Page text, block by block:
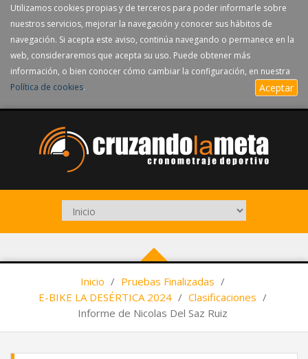
Utilizamos cookies propias y de terceros para poder informarle sobre
nuestros servicios, mejorar la navegación y conocer sus hábitos de
navegación. Si acepta este aviso, continúa navegando o permanece en la
web, consideraremos que acepta su uso. Puede obtener más
información, o bien conocer cómo cambiar la configuración, en nuestra
Política de cookies. Aceptar
Inicio / Pruebas Finalizadas /
E-BIKE LA DESÉRTICA 2024 / Clasificaciones /
Informe de Nicolas Del Saz Ruiz